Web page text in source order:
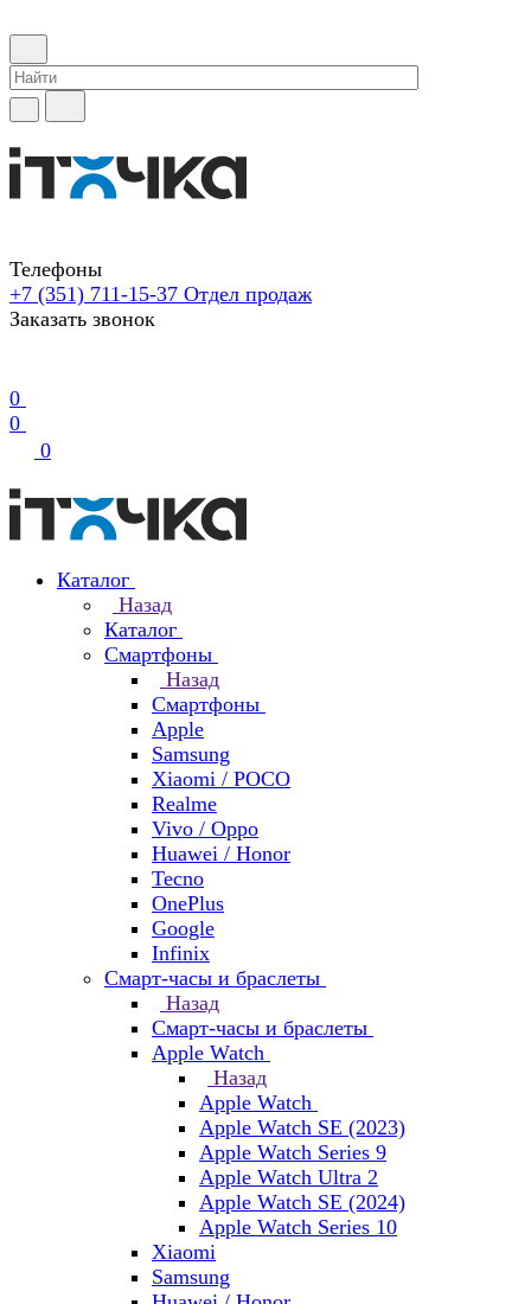
Телефоны
+7 (351) 711-15-37 Отдел продаж
Заказать звонок
0
0
0
Каталог
Назад
Каталог
Смартфоны
Назад
Смартфоны
Apple
Samsung
Xiaomi / POCO
Realme
Vivo / Oppo
Huawei / Honor
Tecno
OnePlus
Google
Infinix
Смарт-часы и браслеты
Назад
Смарт-часы и браслеты
Apple Watch
Назад
Apple Watch
Apple Watch SE (2023)
Apple Watch Series 9
Apple Watch Ultra 2
Apple Watch SE (2024)
Apple Watch Series 10
Xiaomi
Samsung